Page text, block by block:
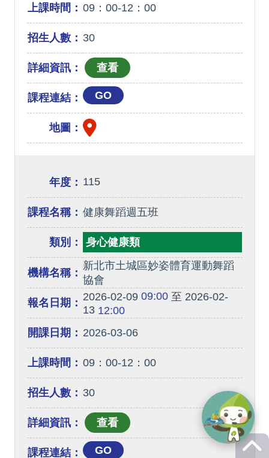
上課時間： 09：00-12：00
招生人數： 30
詳細資訊：
課程連結： GO
地圖：
年度： 115
課程名稱： 健康舞蹈週五班
類別： 身心健康類
機構名稱：
新北市土城區妙姿體育運動舞蹈
協會
報名日期： 2026-02-0909:00至 2026-02-
1312:00
開課日期： 2026-03-06
上課時間： 09：00-12：00
招生人數： 30
詳細資訊：
課程連結： GO